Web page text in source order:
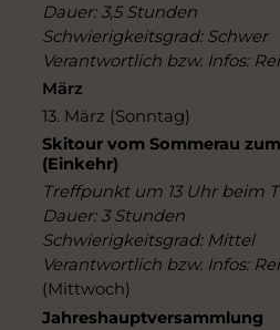
Dauer: 3,5 Stunden
Schwierigkeitsgrad: Schwer
Verantwortlich bzw. Infos:
März
13. März (Sonntag)
Skitour vom Sommerau
(Einkehr)
Treffpunkt um 13 Uhr beim
Dauer: 3 Stunden
Schwierigkeitsgrad: Mittel
Verantwortlich bzw. Infos:
(Mittwoch)
Jahreshauptversammlung